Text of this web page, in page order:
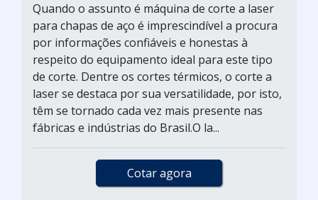
Quando o assunto é máquina de corte a laser
para chapas de aço é imprescindível a procura
por informações confiáveis e honestas à
respeito do equipamento ideal para este tipo
de corte. Dentre os cortes térmicos, o corte a
laser se destaca por sua versatilidade, por isto,
têm se tornado cada vez mais presente nas
fábricas e indústrias do Brasil.O la...
Cotar agora